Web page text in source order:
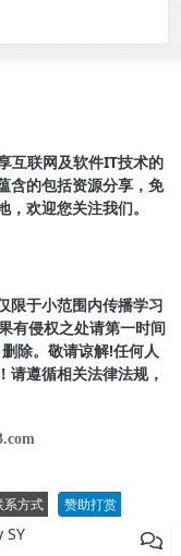
互联网及软件IT技术的
含的包括资源分享，免
欢迎您关注我们。
限于小范围内传播学习
有侵权之处请第一时间
除。敬请谅解!任何人
请遵循相关法律法规，
系方式 赞助打赏
SY